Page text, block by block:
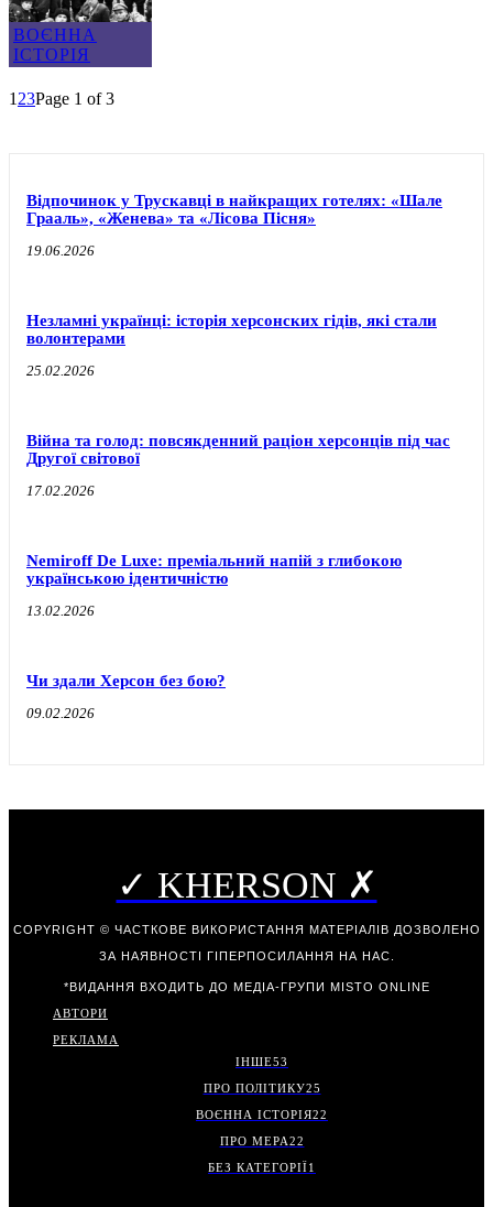
ВОЄННА
ІСТОРІЯ
1 23Page 1 of 3
Відпочинок у Трускавці в найкращих готелях: «Шале
Грааль», «Женева» та «Лісова Пісня»
19.06.2026
Незламні українці: історія херсонских гідів, які стали
волонтерами
25.02.2026
Війна та голод: повсякденний раціон херсонців під час
Другої світової
17.02.2026
Nemiroff De Luxe: преміальний напій з глибокою
українською ідентичністю
13.02.2026
Чи здали Херсон без бою?
09.02.2026
✓ KHERSON ✗
COPYRIGHT © ЧАСТКОВЕ ВИКОРИСТАННЯ МАТЕРІАЛІВ ДОЗВОЛЕНО
ЗА НАЯВНОСТІ ГІПЕРПОСИЛАННЯ НА НАС.
*ВИДАННЯ ВХОДИТЬ ДО МЕДІА-ГРУПИ MISTO ONLINE
АВТОРИ
РЕКЛАМА
ІНШЕ53
ПРО ПОЛІТИКУ25
ВОЄННА ІСТОРІЯ22
ПРО МЕРА22
БЕЗ КАТЕГОРІЇ1